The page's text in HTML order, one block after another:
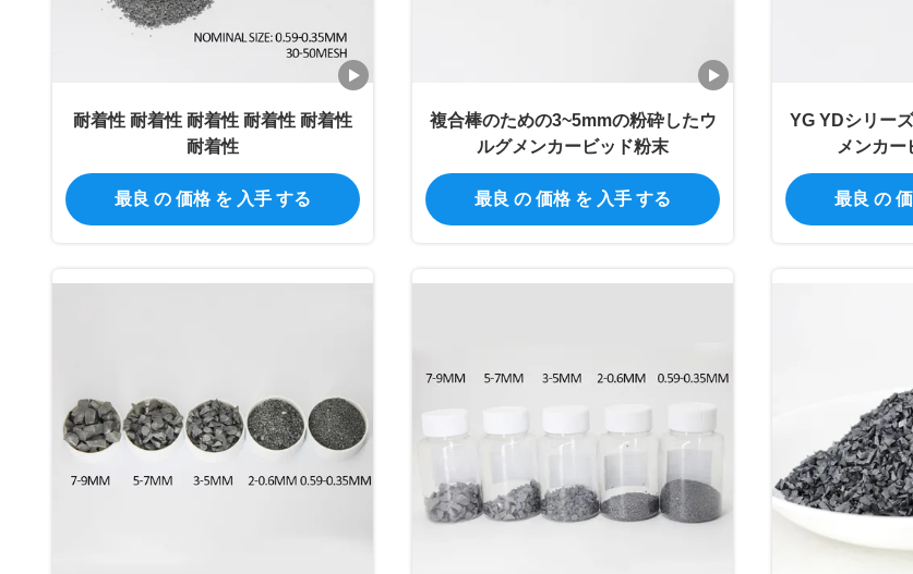
耐着性 耐着性 耐着性 耐着性 耐着性
耐着性
最良 の 価格 を 入手 する
複合棒のための3~5mmの粉砕したウ
ルグメンカービッド粉末
最良 の 価格 を 入手 する
YG YDシリー
メンカー
最良 の